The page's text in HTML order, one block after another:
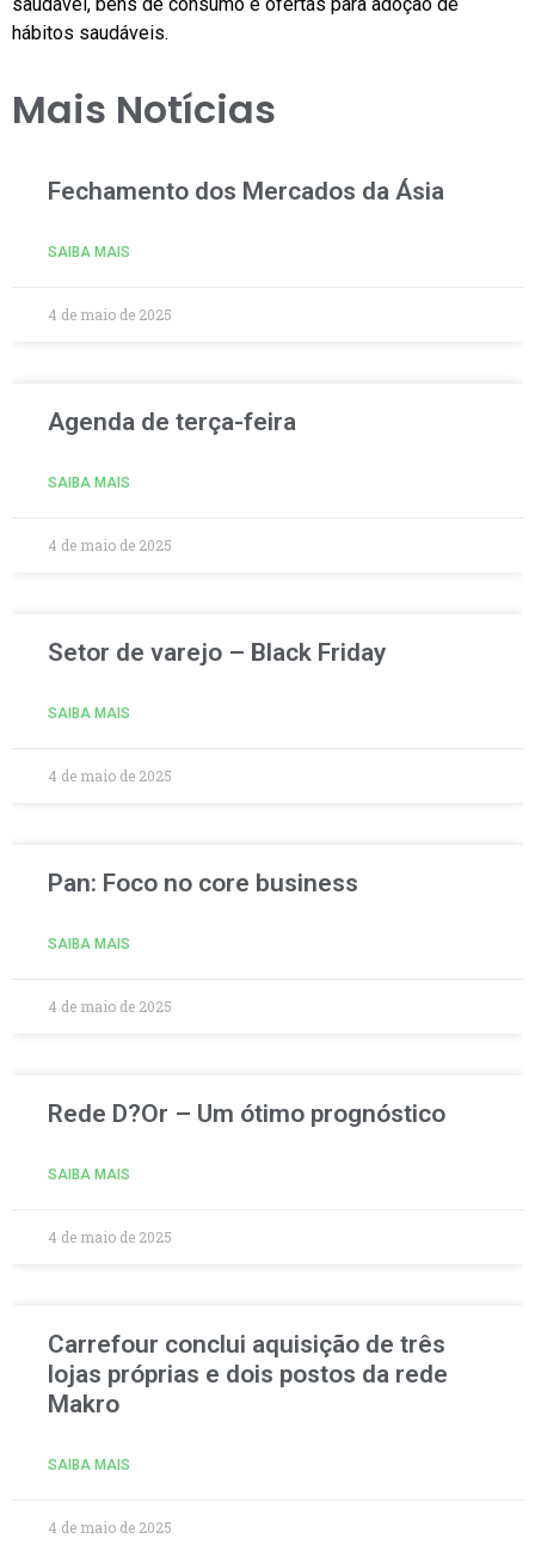
hábitos saudáveis.
Mais Notícias
Fechamento dos Mercados da Ásia
SAIBA MAIS
4 de maio de 2025
Agenda de terça-feira
SAIBA MAIS
4 de maio de 2025
Setor de varejo – Black Friday
SAIBA MAIS
4 de maio de 2025
Pan: Foco no core business
SAIBA MAIS
4 de maio de 2025
Rede D?Or – Um ótimo prognóstico
SAIBA MAIS
4 de maio de 2025
Carrefour conclui aquisição de três
lojas próprias e dois postos da rede
Makro
SAIBA MAIS
4 de maio de 2025